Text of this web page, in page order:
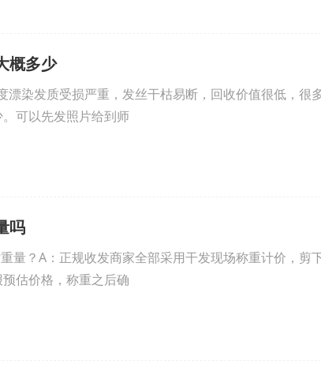
概多少
染发质受损严重，发丝干枯易断，回收价值很低，很
可以先发照片给到师
吗
量？A：正规收发商家全部采用干发现场称重计价，剪
估价格，称重之后确